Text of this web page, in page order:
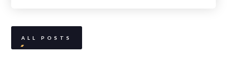
ALL POSTS